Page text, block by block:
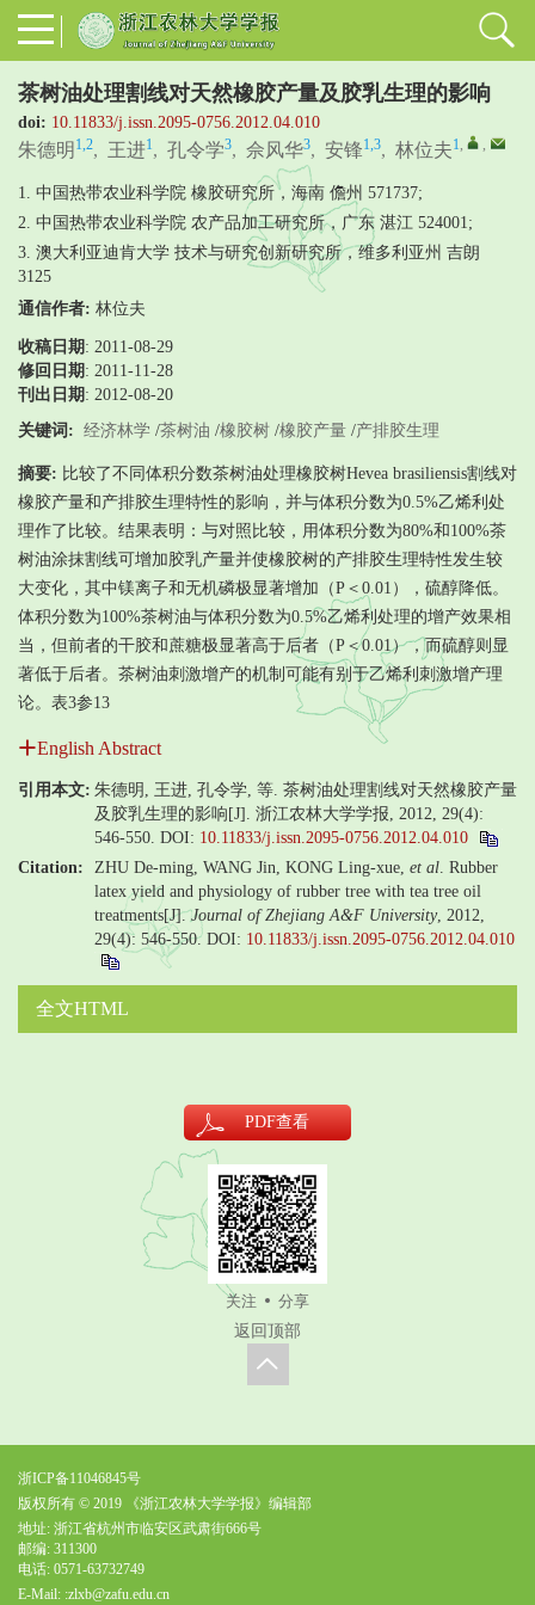
茶树油处理割线对天然橡胶产量及胶乳生理的影响
doi: 10.11833/j.issn.2095-0756.2012.04.010
朱德明 1,2, 王进1, 孔令学3, 佘风华3, 安锋1,3, 林位夫1, ,
1. 中国热带农业科学院 橡胶研究所，海南 儋州 571737;
2. 中国热带农业科学院 农产品加工研究所，广东 湛江 524001;
3. 澳大利亚迪肯大学 技术与研究创新研究所，维多利亚州 吉朗
3125
通信作者: 林位夫
收稿日期 : 2011-08-29
修回日期 : 2011-11-28
刊出日期 : 2012-08-20
关键词: 经济林学 /茶树油 /橡胶树 /橡胶产量 /产排胶生理
摘要: 比较了不同体积分数茶树油处理橡胶树Hevea brasiliensis割线对
橡胶产量和产排胶生理特性的影响，并与体积分数为0.5%乙烯利处
理作了比较。结果表明：与对照比较，用体积分数为80%和100%茶
树油涂抹割线可增加胶乳产量并使橡胶树的产排胶生理特性发生较
大变化，其中镁离子和无机磷极显著增加（P＜0.01），硫醇降低。
体积分数为100%茶树油与体积分数为0.5%乙烯利处理的增产效果相
当，但前者的干胶和蔗糖极显著高于后者（P＜0.01），而硫醇则显
著低于后者。茶树油刺激增产的机制可能有别于乙烯利刺激增产理
论。表3参13
English Abstract
引用本文: 朱德明, 王进, 孔令学, 等. 茶树油处理割线对天然橡胶产量
及胶乳生理的影响[J]. 浙江农林大学学报, 2012, 29(4):
546-550. DOI: 10.11833/j.issn.2095-0756.2012.04.010
Citation:
ZHU De-ming, WANG Jin, KONG Ling-xue, et al . Rubber
latex yield and physiology of rubber tree with tea tree oil
treatments[J].Journal of Zhejiang A&F University, 2012,
29(4): 546-550. DOI: 10.11833/j.issn.2095-0756.2012.04.010
全文HTML
PDF查看
关注
分享
返回顶部
浙ICP备11046845号
版权所有 © 2019 《浙江农林大学学报》编辑部
地址: 浙江省杭州市临安区武肃街666号
邮编: 311300
电话: 0571-63732749
E-Mail: :zlxb@zafu.edu.cn